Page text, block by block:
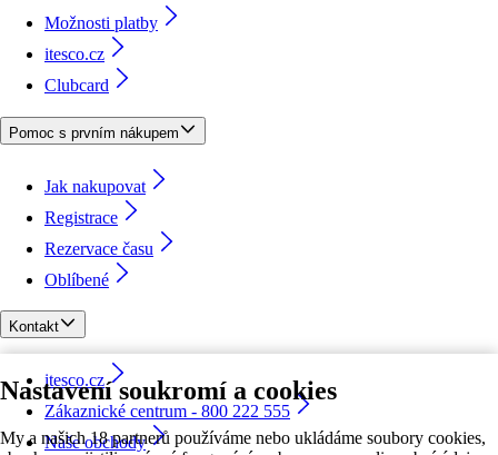
Nastavení soukromí a cookies
My a našich 18 partnerů používáme nebo ukládáme soubory cookies,
Možnosti platby
itesco.cz
Clubcard
Pomoc s prvním nákupem
Jak nakupovat
Registrace
Rezervace času
Oblíbené
Kontakt
itesco.cz
Zákaznické centrum - 800 222 555
Naše obchody